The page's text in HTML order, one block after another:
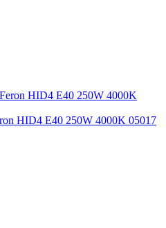
HID4 E40 250W 4000K 05017